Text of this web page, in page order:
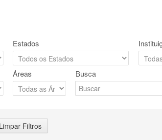
Estados
Áreas Busca
Limpar Filtros